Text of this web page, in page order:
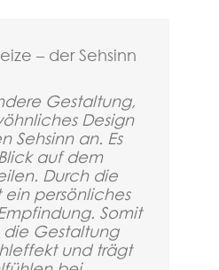
– der Sehsinn
Gestaltung,
Design
Sehsinn an. Es
auf dem
Durch die
ein persönliches
Somit
Gestaltung
und trägt